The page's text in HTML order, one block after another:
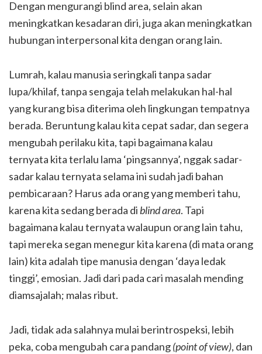
Dengan mengurangi blind area, selain akan
meningkatkan kesadaran diri, juga akan meningkatkan
hubungan interpersonal kita dengan orang lain.
Lumrah, kalau manusia seringkali tanpa sadar
lupa/khilaf, tanpa sengaja telah melakukan hal-hal
yang kurang bisa diterima oleh lingkungan tempatnya
berada. Beruntung kalau kita cepat sadar, dan segera
mengubah perilaku kita, tapi bagaimana kalau
ternyata kita terlalu lama ‘pingsannya’, nggak sadar-
sadar kalau ternyata selama ini sudah jadi bahan
pembicaraan? Harus ada orang yang memberi tahu,
karena kita sedang berada diblindarea. Tapi
bagaimana kalau ternyata walaupun orang lain tahu,
tapi mereka segan menegur kita karena (di mata orang
lain) kita adalah tipe manusia dengan ‘daya ledak
tinggi’, emosian. Jadi dari pada cari masalah mending
diamsajalah; malas ribut.
Jadi,tidak ada salahnya mulai berintrospeksi, lebih
peka, coba mengubah cara pandang(point of view), dan